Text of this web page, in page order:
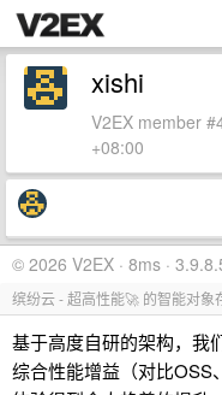
xishi
V2EX member
+08:00
© 2026 V2EX · 8ms ·
缤纷云 - 超高性能🚀 的智能对象
基于高度自研的架构，我
综合性能增益（对比OSS